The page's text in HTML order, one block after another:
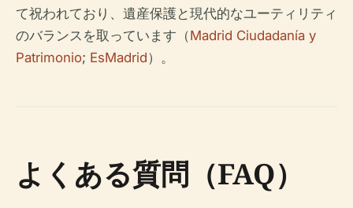
て祝われており、遺産保護と現代的なユーティリティ
のバランスを取っています（Madrid Ciudadanía y
Patrimonio; EsMadrid）。
よくある質問（FAQ）